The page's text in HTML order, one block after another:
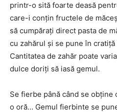
printr-o sită foarte deasă
care-i conţin fructele de
să cumpărați direct pasta de
cu zahărul și se pune în
Cantitatea de zahăr poate
dulce doriți să iasă gemul.
Se fierbe până când se
o oră… Gemul fierbinte se